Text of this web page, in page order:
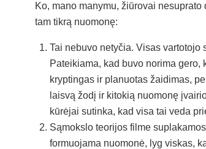
Ko, mano manymu, žiūrovai
tam tikrą nuomonę:
Tai nebuvo netyčia. Visas
Pateikiama, kad buvo norima gero,
kryptingas ir planuotas žaidimas,
laisvą žodį ir kitokią nuomonę
kūrėjai sutinka, kad visa tai veda
Sąmokslo teorijos filme
formuojama nuomonė, lyg viskas,